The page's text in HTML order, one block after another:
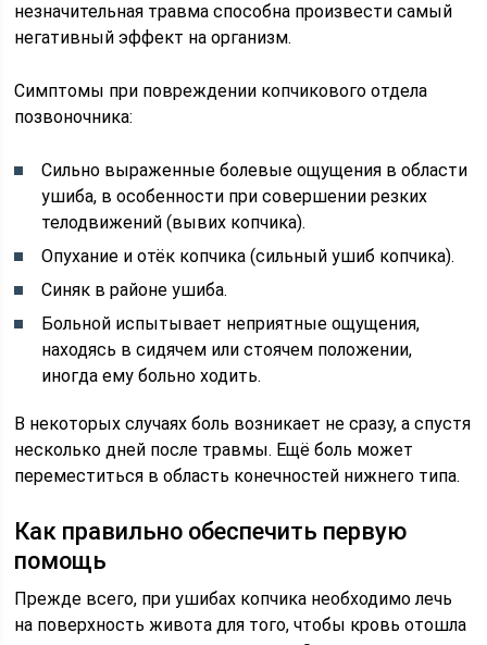
незначительная травма способна произвести самый
негативный эффект на организм.
Симптомы при повреждении копчикового отдела
позвоночника:
Сильно выраженные болевые ощущения в области
ушиба, в особенности при совершении резких
телодвижений (вывих копчика).
Опухание и отёк копчика (сильный ушиб копчика).
Синяк в районе ушиба.
Больной испытывает неприятные ощущения,
находясь в сидячем или стоячем положении,
иногда ему больно ходить.
В некоторых случаях боль возникает не сразу, а спустя
несколько дней после травмы. Ещё боль может
переместиться в область конечностей нижнего типа.
Как правильно обеспечить первую
помощь
Прежде всего, при ушибах копчика необходимо лечь
на поверхность живота для того, чтобы кровь отошла